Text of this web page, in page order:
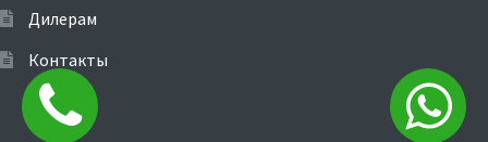
Дилерам
Контакты